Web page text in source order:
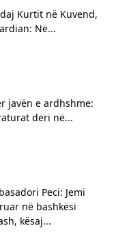
Kurtit në Kuvend,
Në...
javën e ardhshme:
deri në...
Peci: Jemi
në bashkësi
kësaj...